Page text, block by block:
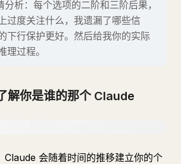
析：每个选项的二阶和三阶后果，
过度关注什么，我遗漏了哪些信
下行保护更好。然后给我你的实际
理过程。
你是谁的那个 Claude
Claude 会随着时间的推移建立你的个